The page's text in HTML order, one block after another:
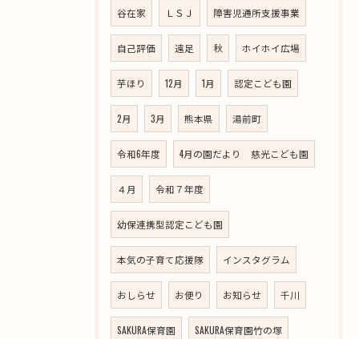
谷在家 ＬＳＪ 障害児通所支援事業
自己評価 遠足 秋 ホイホイ広場
芋ほり 12月 1月 認定こども園
2月 3月 熊本県 湯前町
令和6年度 4月の園だより 慈光こども園
４月 令和７年度
幼保連携型認定こども園
本気の子育て応援隊 インスタグラム
おしらせ お便り お知らせ 千川
SAKURA保育園 SAKURA保育園竹の塚